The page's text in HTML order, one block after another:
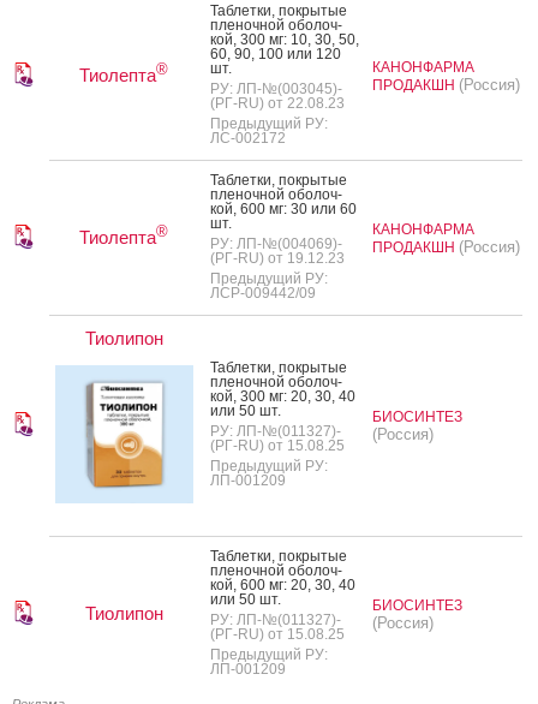
Тиолепта®
Таб­летки, пок­ры­тые
пле­ноч­ной обо­лоч­
кой, 300 мг: 10, 30, 50,
60, 90, 100 или 120
шт.
РУ: ЛП-№(003045)-
(РГ-RU) от 22.08.23
Предыдущий РУ:
ЛС-002172
КАНОНФАРМА
ПРОДАКШН (Россия)
Тиолепта®
Таб­летки, пок­ры­тые
пле­ноч­ной обо­лоч­
кой, 600 мг: 30 или 60
шт.
РУ: ЛП-№(004069)-
(РГ-RU) от 19.12.23
Предыдущий РУ:
ЛСР-009442/09
КАНОНФАРМА
ПРОДАКШН (Россия)
Тиолипон
Таб­летки, пок­ры­тые
пле­ноч­ной обо­лоч­
кой, 300 мг: 20, 30, 40
или 50 шт.
РУ: ЛП-№(011327)-
(РГ-RU) от 15.08.25
Предыдущий РУ:
ЛП-001209
БИОСИНТЕЗ
(Россия)
Тиолипон
Таб­летки, пок­ры­тые
пле­ноч­ной обо­лоч­
кой, 600 мг: 20, 30, 40
или 50 шт.
РУ: ЛП-№(011327)-
(РГ-RU) от 15.08.25
Предыдущий РУ:
ЛП-001209
БИОСИНТЕЗ
(Россия)